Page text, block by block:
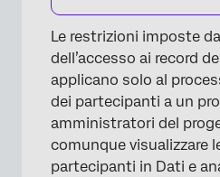
Le restrizioni imposte
dell’accesso ai record
applicano solo al
dei partecipanti a un
amministratori del
comunque visualizzare
partecipanti in Dati e